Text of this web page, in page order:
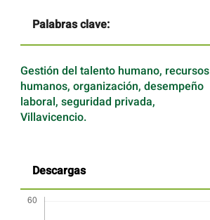
Palabras clave:
Gestión del talento humano, recursos
humanos, organización, desempeño
laboral, seguridad privada,
Villavicencio.
Descargas